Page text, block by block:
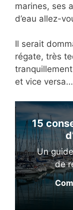
marines, ses
d’eau allez-
Il serait
régate, très
et vice
15
Un
de